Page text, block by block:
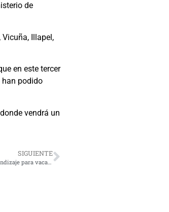
de
Illapel,
en este tercer
han podido
vendrá un
SIGUIENTE
Concurso Historias de Nuestra Tierra: una gran alternativa de entretención y aprendizaje para vacaciones de invierno